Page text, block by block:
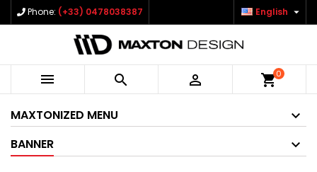
Phone: (+33) 0478038387 English 
   shopping_cart0
MAXTONIZED MENU
BANNER